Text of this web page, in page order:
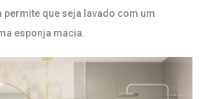
permite que seja lavado com um
esponja macia.